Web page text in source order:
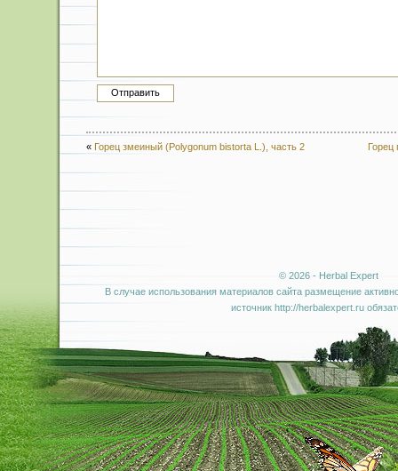
« Горец змеиный (Polygonum bistorta L.), часть 2 Горец
© 2026 - Herbal Expert
В случае использования материалов сайта размещение
источник http://herbalexpert.ru